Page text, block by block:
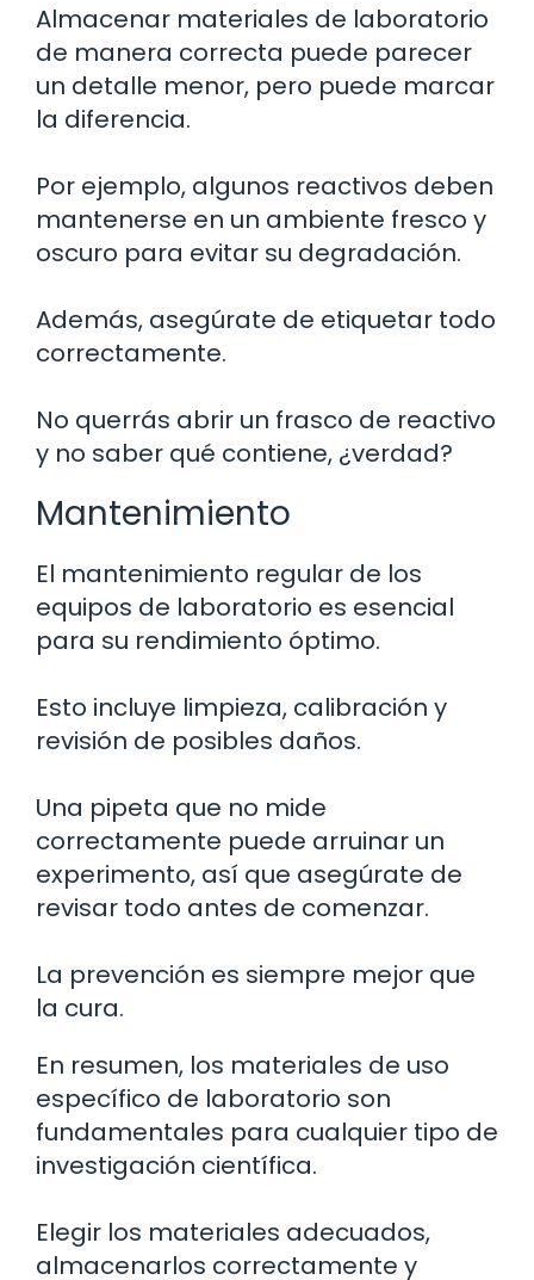
Almacenar materiales de laboratorio
de manera correcta puede parecer
un detalle menor, pero puede marcar
la diferencia.
Por ejemplo, algunos reactivos deben
mantenerse en un ambiente fresco y
oscuro para evitar su degradación.
Además, asegúrate de etiquetar todo
correctamente.
No querrás abrir un frasco de reactivo
y no saber qué contiene, ¿verdad?
Mantenimiento
El mantenimiento regular de los
equipos de laboratorio es esencial
para su rendimiento óptimo.
Esto incluye limpieza, calibración y
revisión de posibles daños.
Una pipeta que no mide
correctamente puede arruinar un
experimento, así que asegúrate de
revisar todo antes de comenzar.
La prevención es siempre mejor que
la cura.
En resumen, los materiales de uso
específico de laboratorio son
fundamentales para cualquier tipo de
investigación científica.
Elegir los materiales adecuados,
almacenarlos correctamente y